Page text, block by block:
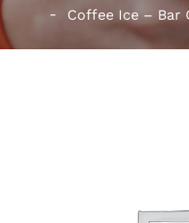
Coffee Ice – Bar